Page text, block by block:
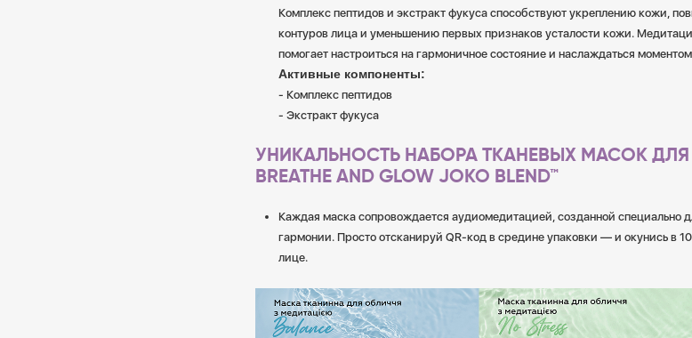
Комплекс пептидов и экстракт фукуса способствуют укреплению кожи,
контуров лица и уменьшению первых признаков усталости кожи.
помогает настроиться на гармоничное состояние и наслаждаться
Активные компоненты:
- Комплекс пептидов
- Экстракт фукуса
УНИКАЛЬНОСТЬ НАБОРА ТКАНЕВЫХ МАСОК
BREATHE AND GLOW JOKO BLEND™
Каждая маска сопровождается аудиомедитацией, созданной специально
гармонии. Просто отсканируй QR-код в средине упаковки — и окунись в
лице.